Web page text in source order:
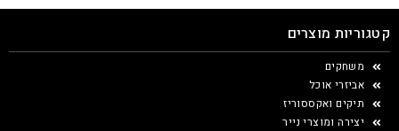
קטגוריות מוצרים
משחקים
אביזרי אוכל
תיקים ואקססוריז
יצירה ומוצרי נייר